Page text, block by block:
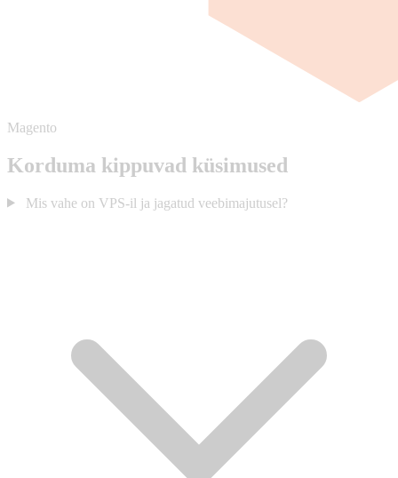
Magento
Korduma kippuvad küsimused
Mis vahe on VPS-il ja jagatud veebimajutusel?